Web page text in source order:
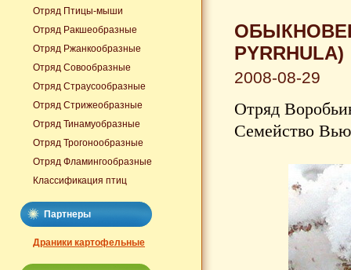
PYRRHULA)
2008-08-29
Отряд
Семейство
Отряд Птицы-мыши
Отряд Ракшеобразные
Отряд Ржанкообразные
Отряд Совообразные
Отряд Страусообразные
Отряд Стрижеобразные
Отряд Тинамуобразные
Отряд Трогонообразные
Отряд Фламингообразные
Классификация птиц
Партнеры
Драники картофельные